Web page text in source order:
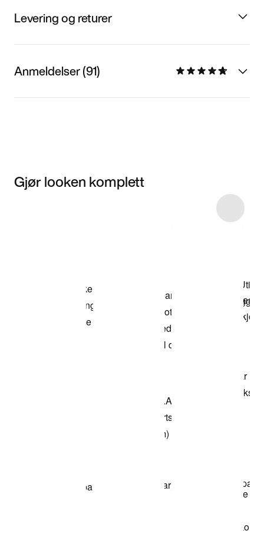
Levering og returer
Anmeldelser (91)
Gjør looken komplett